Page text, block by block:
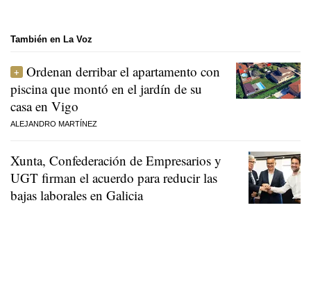
También en La Voz
Ordenan derribar el apartamento con
piscina que montó en el jardín de su
casa en Vigo
ALEJANDRO MARTÍNEZ
Xunta, Confederación de Empresarios y
UGT firman el acuerdo para reducir las
bajas laborales en Galicia